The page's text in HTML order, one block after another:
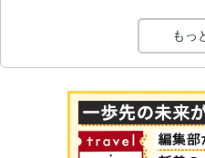
もっ